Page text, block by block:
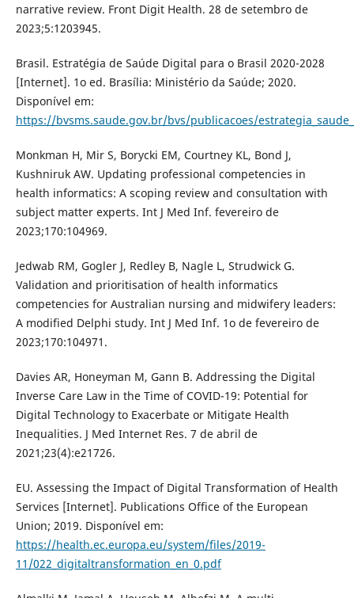
narrative review. Front Digit Health. 28 de setembro de
2023;5:1203945.
Brasil. Estratégia de Saúde Digital para o Brasil 2020-2028
[Internet]. 1o ed. Brasília: Ministério da Saúde; 2020.
Disponível em:
https://bvsms.saude.gov.br/bvs/publicacoes/
Monkman H, Mir S, Borycki EM, Courtney KL, Bond J,
Kushniruk AW. Updating professional competencies in
health informatics: A scoping review and consultation with
subject matter experts. Int J Med Inf. fevereiro de
2023;170:104969.
Jedwab RM, Gogler J, Redley B, Nagle L, Strudwick G.
Validation and prioritisation of health informatics
competencies for Australian nursing and midwifery leaders:
A modified Delphi study. Int J Med Inf. 1o de fevereiro de
2023;170:104971.
Davies AR, Honeyman M, Gann B. Addressing the Digital
Inverse Care Law in the Time of COVID-19: Potential for
Digital Technology to Exacerbate or Mitigate Health
Inequalities. J Med Internet Res. 7 de abril de
2021;23(4):e21726.
EU. Assessing the Impact of Digital Transformation of Health
Services [Internet]. Publications Office of the European
Union; 2019. Disponível em:
https://health.ec.europa.eu/system/files/2019-
11/022_digitaltransformation_en_0.pdf